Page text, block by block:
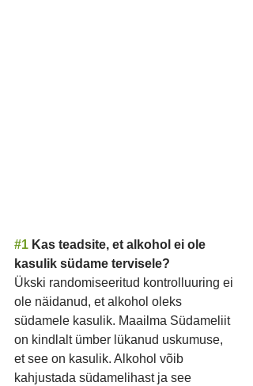
#1 Kas teadsite, et alkohol ei ole
kasulik südame tervisele?
Ükski randomiseeritud kontrolluuring ei
ole näidanud, et alkohol oleks
südamele kasulik. Maailma Südameliit
on kindlalt ümber lükanud uskumuse,
et see on kasulik. Alkohol võib
kahjustada südamelihast ja see